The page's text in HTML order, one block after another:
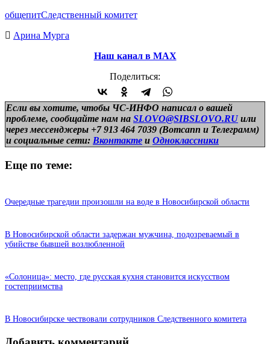
общепитСледственный комитет
Арина Мурга
Наш канал в МАХ
Поделиться:
Если вы хотите, чтобы ЧС-ИНФО написал о вашей
проблеме, сообщайте нам на SLOVO@SIBSLOVO.RU или
через мессенджеры +7 913 464 7039 (Вотсапп и Телеграмм)
и социальные сети: Вконтакте и Одноклассники
Еще по теме:
Очередные трагедии произошли на воде в Новосибирской области
В Новосибирской области задержан мужчина, подозреваемый в
убийстве бывшей возлюбленной
«Солоница»: место, где русская кухня становится искусством
гостеприимства
В Новосибирске чествовали сотрудников Следственного комитета